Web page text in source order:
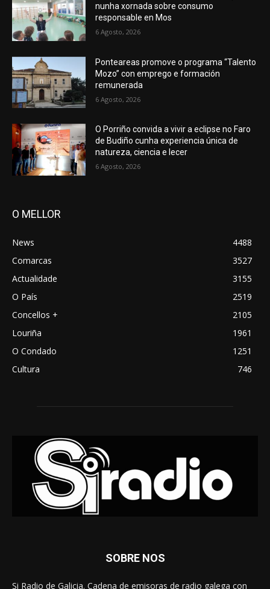
nunha xornada sobre consumo
responsable en Mos
6 Agosto, 2026
Ponteareas promove o programa “Talento
Mozo” con emprego e formación
remunerada
6 Agosto, 2026
O Porriño convida a vivir a eclipse no Faro
de Budiño cunha experiencia única de
natureza, ciencia e lecer
6 Agosto, 2026
O MELLOR
News
4488
Comarcas
3527
Actualidade
3155
O País
2519
Concellos +
2105
Louriña
1961
O Condado
1251
Cultura
746
SOBRE NOS
Si Radio de Galicia. Cadena de emisoras de radio galega con